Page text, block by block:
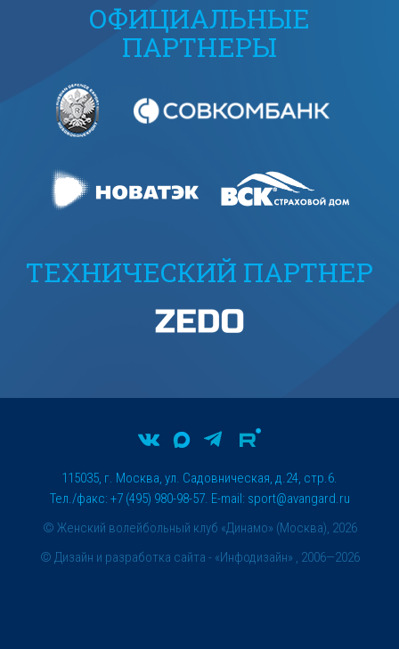
ОФИЦИАЛЬНЫЕ
ПАРТНЕРЫ
ТЕХНИЧЕСКИЙ ПАРТНЕР
© Женский волейбольный клуб «Динамо» (Москва), 2026
115035, г. Москва, ул. Садовническая, д.24, стр.6.
Тел./факс: +7 (495) 980-98-57. E-mail: sport@avangard.ru
© Дизайн и разработка сайта - «Инфодизайн» , 2006—2026